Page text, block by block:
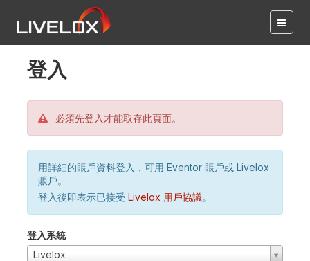
登入
必須先登入才能取存此頁面。
用詳細的賬戶資料登入，可用 Eventor 賬戶或 Livelox
賬戶。
登入後即表示已接受 Livelox 用戶協議。
登入系統
Livelox